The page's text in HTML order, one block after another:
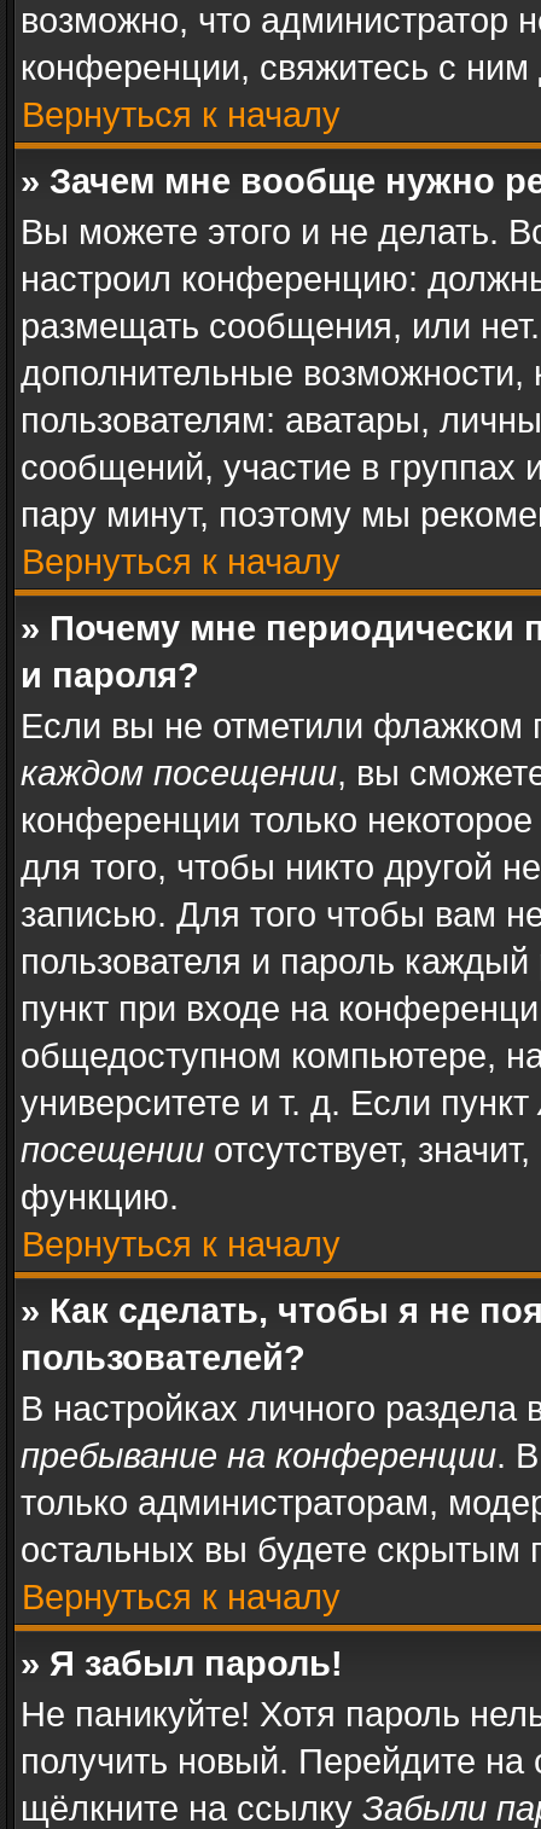
возможно, что администратор
конференции, свяжитесь с ним
Вернуться к началу
» Зачем мне вообще нужно
Вы можете этого и не делать.
настроил конференцию:
размещать сообщения, или
дополнительные
пользователям: аватары,
сообщений, участие в группах
пару минут, поэтому мы
Вернуться к началу
» Почему мне периодически
и пароля?
Если вы не отметили флажком
каждом посещении, вы
конференции только
для того, чтобы никто другой
записью. Для того чтобы вам
пользователя и пароль
пункт при входе на
общедоступном компьютере,
университете и т. д. Если пункт
посещении отсутствует,
функцию.
Вернуться к началу
» Как сделать, чтобы я не
пользователей?
В настройках личного
пребывание на конференции.
только администраторам,
остальных вы будете скрытым
Вернуться к началу
» Я забыл пароль!
Не паникуйте! Хотя пароль
получить новый. Перейдите
щёлкните на ссылку Забыли